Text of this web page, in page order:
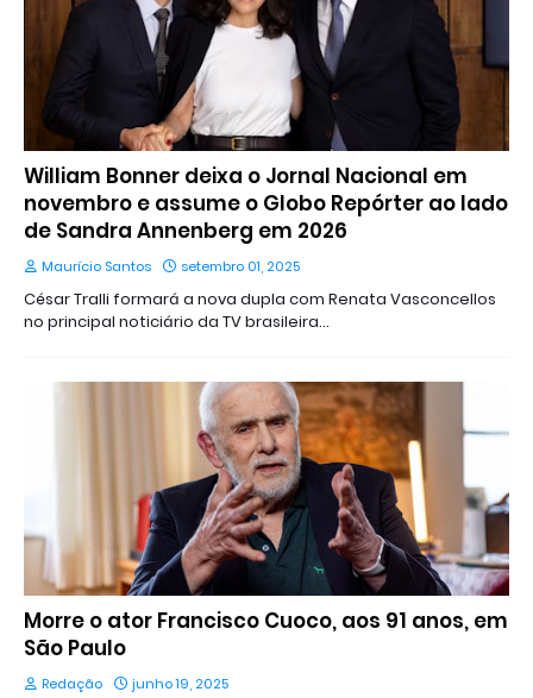
William Bonner deixa o Jornal Nacional em
novembro e assume o Globo Repórter ao lado
de Sandra Annenberg em 2026
Maurício Santos setembro 01, 2025
César Tralli formará a nova dupla com Renata Vasconcellos
no principal noticiário da TV brasileira…
Morre o ator Francisco Cuoco, aos 91 anos, em
São Paulo
Redação junho 19, 2025